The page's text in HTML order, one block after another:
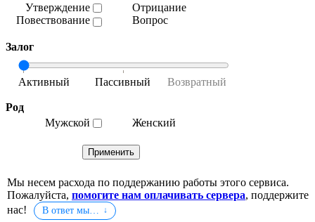
Утверждение
Повествование
Отрицание
Вопрос
Залог
Род
Мужской
Женский
Мы несем расхода по поддержанию работы этого сервиса.
Пожалуйста, помогите нам оплачивать сервера, поддержите
нас!
В ответ мы…